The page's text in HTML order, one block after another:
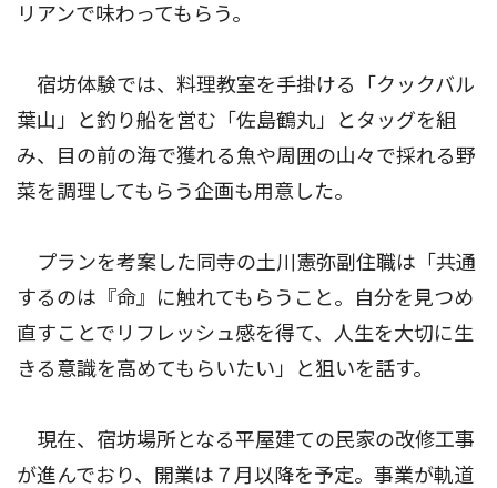
リアンで味わってもらう。
宿坊体験では、料理教室を手掛ける「クックバル
葉山」と釣り船を営む「佐島鶴丸」とタッグを組
み、目の前の海で獲れる魚や周囲の山々で採れる野
菜を調理してもらう企画も用意した。
プランを考案した同寺の土川憲弥副住職は「共通
するのは『命』に触れてもらうこと。自分を見つめ
直すことでリフレッシュ感を得て、人生を大切に生
きる意識を高めてもらいたい」と狙いを話す。
現在、宿坊場所となる平屋建ての民家の改修工事
が進んでおり、開業は７月以降を予定。事業が軌道